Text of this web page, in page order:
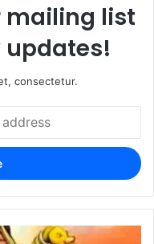
mailing list
updates!
consectetur.